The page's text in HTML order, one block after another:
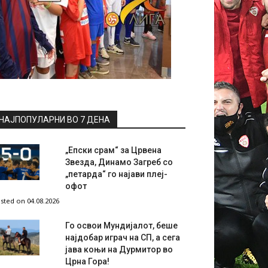
ВО 7 ДЕНА
„Епски срам“ за Црвена
Звезда, Динамо Загреб со
„петарда“ го најави плеј-
офот
on 04.08.2026
Го освои Мундијалот, беше
најдобар играч на СП, а сега
јава коњи на Дурмитор во
Црна Гора!